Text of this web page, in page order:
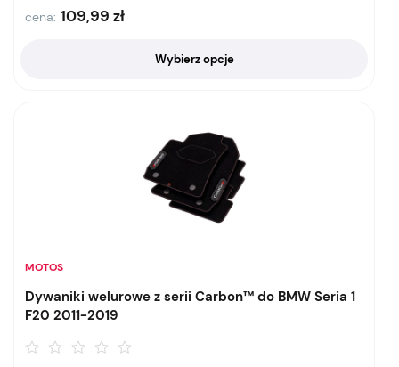
cena: 109,99 zł
Wybierz opcje
MOTOS
Dywaniki welurowe z serii Carbon™ do BMW Seria 1
F20 2011-2019